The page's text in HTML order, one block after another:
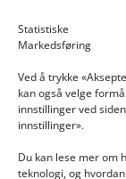
Statistiske
Markedsføring
Ved å trykke
kan også velge
innstillinger ved
innstillinger».
Du kan lese mer om
teknologi, og